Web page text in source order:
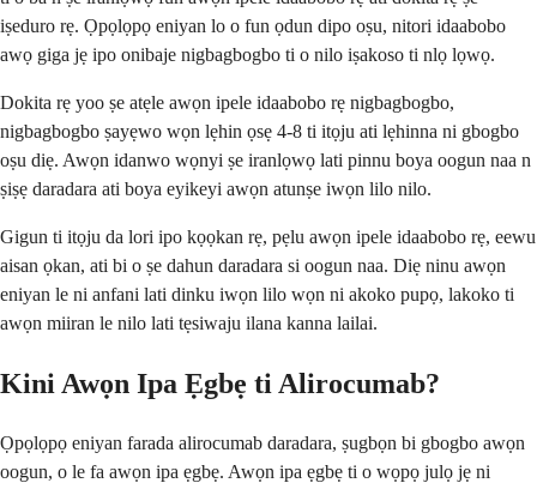
iṣeduro rẹ. Ọpọlọpọ eniyan lo o fun ọdun dipo oṣu, nitori idaabobo
awọ giga jẹ ipo onibaje nigbagbogbo ti o nilo iṣakoso ti nlọ lọwọ.
Dokita rẹ yoo ṣe atẹle awọn ipele idaabobo rẹ nigbagbogbo,
nigbagbogbo ṣayẹwo wọn lẹhin ọsẹ 4-8 ti itọju ati lẹhinna ni gbogbo
oṣu diẹ. Awọn idanwo wọnyi ṣe iranlọwọ lati pinnu boya oogun naa n
ṣiṣẹ daradara ati boya eyikeyi awọn atunṣe iwọn lilo nilo.
Gigun ti itọju da lori ipo kọọkan rẹ, pẹlu awọn ipele idaabobo rẹ, eewu
aisan ọkan, ati bi o ṣe dahun daradara si oogun naa. Diẹ ninu awọn
eniyan le ni anfani lati dinku iwọn lilo wọn ni akoko pupọ, lakoko ti
awọn miiran le nilo lati tẹsiwaju ilana kanna lailai.
Kini Awọn Ipa Ẹgbẹ ti Alirocumab?
Ọpọlọpọ eniyan farada alirocumab daradara, ṣugbọn bi gbogbo awọn
oogun, o le fa awọn ipa ẹgbẹ. Awọn ipa ẹgbẹ ti o wọpọ julọ jẹ ni